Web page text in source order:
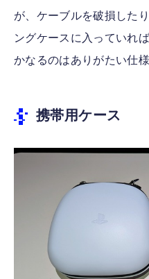
が、ケーブルを破損した
ングケースに入っていれ
かなるのはありがたい仕様
携帯用ケース